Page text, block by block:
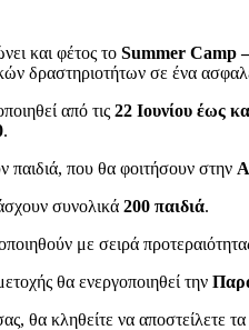
και φέτος το Summer Camp
δραστηριοτήτων σε ένα
από τις 22 Ιουνίου έως
.
παιδιά, που θα φοιτήσουν στην
συνολικά 200 παιδιά.
με σειρά
θα ενεργοποιηθεί την
θα κληθείτε να αποστείλετε τα